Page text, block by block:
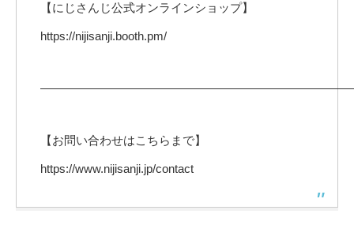
【にじさんじ公式オンラインショップ】
https://nijisanji.booth.pm/
【お問い合わせはこちらまで】
https://www.nijisanji.jp/contact